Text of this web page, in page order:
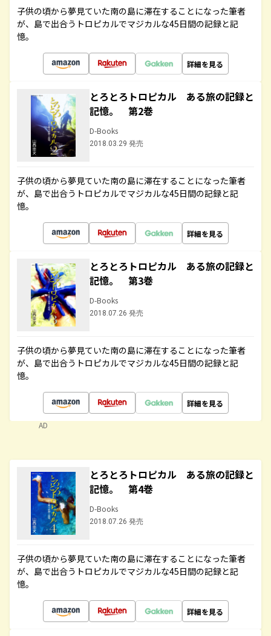
子供の頃から夢見ていた南の島に滞在することになった筆者
が、島で出合うトロピカルでマジカルな45日間の記録と記
憶。
詳細を見る
とろとろトロピカル ある旅の記録と
記憶。 第2巻
D-Books
2018.03.29 発売
子供の頃から夢見ていた南の島に滞在することになった筆者
が、島で出合うトロピカルでマジカルな45日間の記録と記
憶。
詳細を見る
とろとろトロピカル ある旅の記録と
記憶。 第3巻
D-Books
2018.07.26 発売
子供の頃から夢見ていた南の島に滞在することになった筆者
が、島で出合うトロピカルでマジカルな45日間の記録と記
憶。
詳細を見る
AD
とろとろトロピカル ある旅の記録と
記憶。 第4巻
D-Books
2018.07.26 発売
子供の頃から夢見ていた南の島に滞在することになった筆者
が、島で出合うトロピカルでマジカルな45日間の記録と記
憶。
詳細を見る